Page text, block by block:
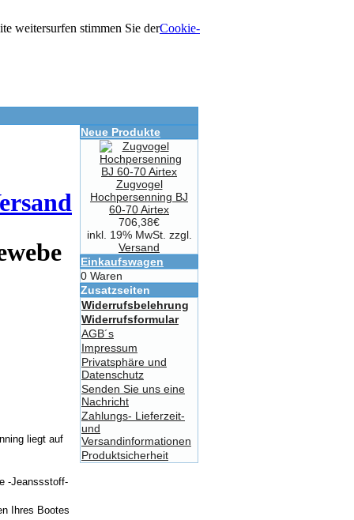
weitersurfen stimmen Sie derCookie-
liegt auf
-Jeanssstoff-
Ihres Bootes
Neue Produkte
Zugvogel
Hochpersenning BJ
60-70 Airtex
706,38€
inkl. 19% MwSt. zzgl.
Versand
Einkaufswagen
0 Waren
Zusatzseiten
Widerrufsbelehrung
Widerrufsformular
AGB´s
Impressum
Privatsphäre und
Datenschutz
Senden Sie uns eine
Nachricht
Zahlungs- Lieferzeit-
und
Versandinformationen
Produktsicherheit